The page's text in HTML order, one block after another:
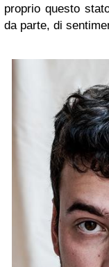
proprio questo
da parte, di